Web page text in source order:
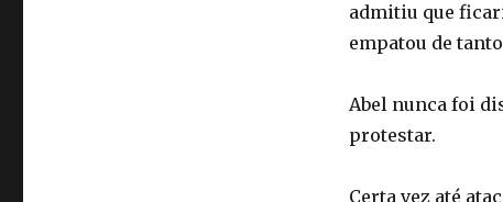
admitiu que
empatou de
Abel nunca foi
protestar.
Certa vez até